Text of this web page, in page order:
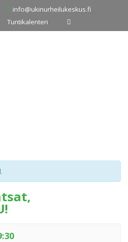
info@ukinurheilukeskus.fi
Tuntikalenteri